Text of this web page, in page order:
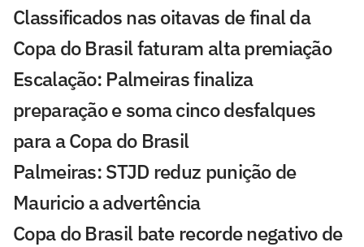
Classificados nas oitavas de final da
Copa do Brasil faturam alta premiação
Escalação: Palmeiras finaliza
preparação e soma cinco desfalques
para a Copa do Brasil
Palmeiras: STJD reduz punição de
Mauricio a advertência
Copa do Brasil bate recorde negativo de